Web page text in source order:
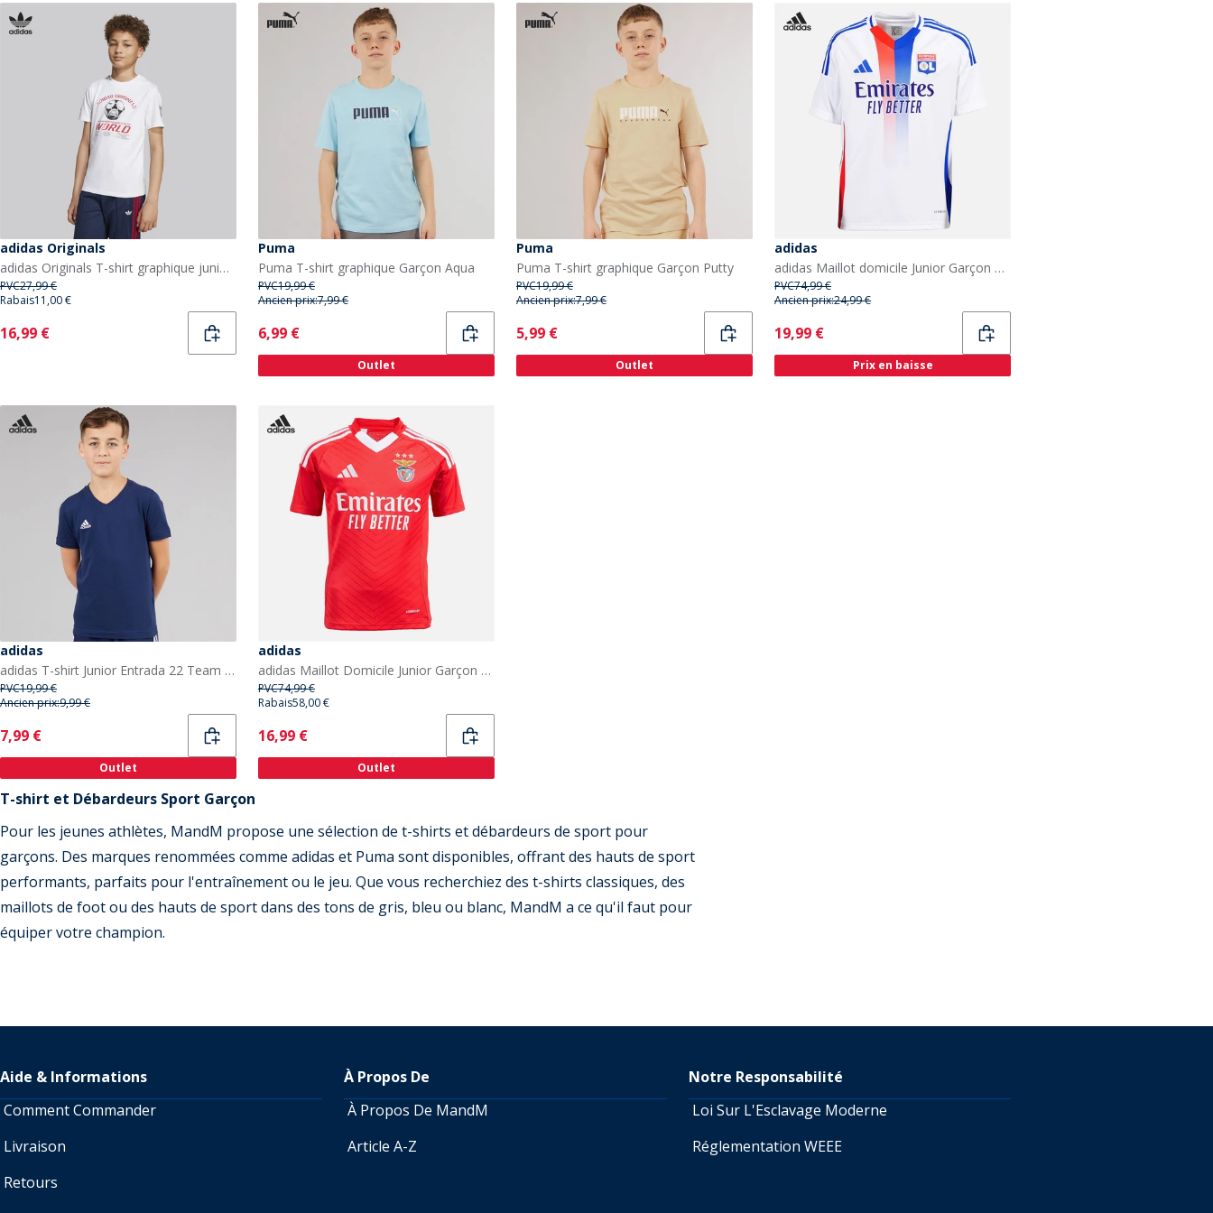
adidas Originals
adidas Originals T-shirt graphique junior Garçon Blanc
PVC27,99 €
Rabais11,00 €
Current
16,99 €
Puma
Puma T-shirt graphique Garçon Aqua
PVC19,99 €
Ancien prix:7,99 €
Current
6,99 €
Outlet
Puma
Puma T-shirt graphique Garçon Putty
PVC19,99 €
Ancien prix:7,99 €
Current
5,99 €
Outlet
adidas
adidas Maillot domicile Junior Garçon OL Olympique Lyon 24/25 Blanc
PVC74,99 €
Ancien prix:24,99 €
Current
19,99 €
Prix en baisse
adidas
adidas T-shirt Junior Entrada 22 Team Navy Blue
PVC19,99 €
Ancien prix:9,99 €
Current
7,99 €
Outlet
adidas
adidas Maillot Domicile Junior Garçon SLB Benfica 24/25 Benfica Red
PVC74,99 €
Rabais58,00 €
Current
16,99 €
Outlet
T-shirt et Débardeurs Sport Garçon
Pour les jeunes athlètes, MandM propose une sélection de t-shirts et débardeurs de sport pour
garçons. Des marques renommées comme adidas et Puma sont disponibles, offrant des hauts de sport
performants, parfaits pour l'entraînement ou le jeu. Que vous recherchiez des t-shirts classiques, des
maillots de foot ou des hauts de sport dans des tons de gris, bleu ou blanc, MandM a ce qu'il faut pour
équiper votre champion.
Aide & Informations
Comment Commander
Livraison
Retours
À Propos De
À Propos De MandM
Article A-Z
Notre Responsabilité
Loi Sur L'Esclavage Moderne
Réglementation WEEE